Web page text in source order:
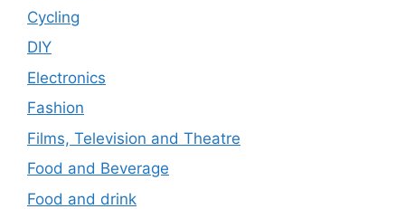
Cycling
DIY
Electronics
Fashion
Films, Television and Theatre
Food and Beverage
Food and drink